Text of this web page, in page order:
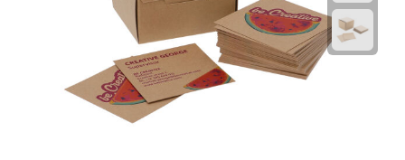
Drinkwaren
Drinkbekers